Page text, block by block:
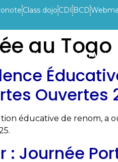
Class dojo CDI BCD
PARCOURS VIE DE
au Togo
Ouvertes
éducative de renom,
: Journée